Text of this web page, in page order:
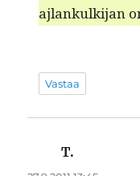
ajlankulk­i­jan
Vastaa
T.